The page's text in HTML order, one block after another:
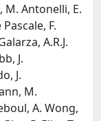
M. Antonelli, E.
F.
A.R.J.
J.
J.
M.
A. Wong,